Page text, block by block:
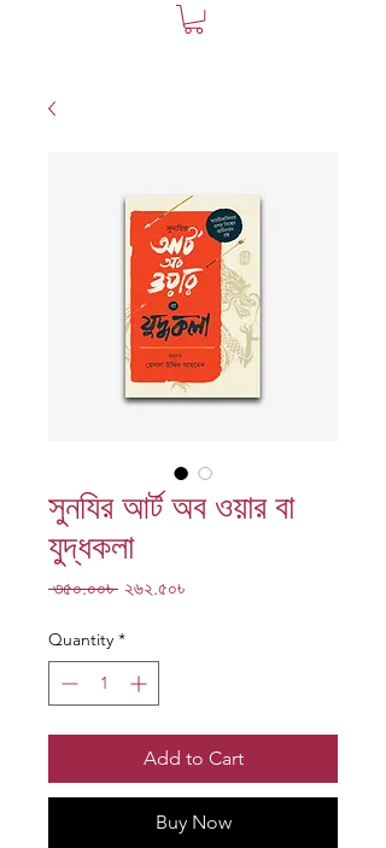
সুনযির আর্ট অব ওয়ার বা
যুদ্ধকলা
৩৫০.০০৳ Regular
২৬২.৫০৳Sale
Quantity *
Add to Cart
Buy Now